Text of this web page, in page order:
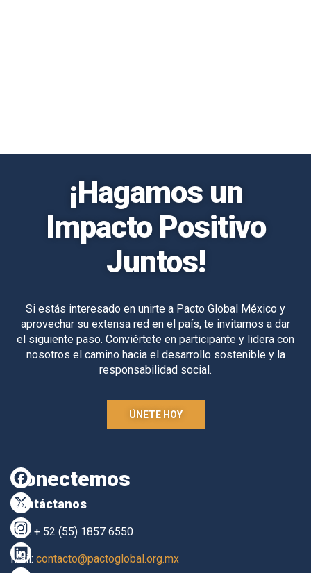
¡Hagamos un
Impacto Positivo
Juntos!
Si estás interesado en unirte a Pacto Global México y
aprovechar su extensa red en el país, te invitamos a dar
el siguiente paso. Conviértete en participante y lidera con
nosotros el camino hacia el desarrollo sostenible y la
responsabilidad social.
ÚNETE HOY
Conectemos
Contáctanos
TEL. + 52 (55) 1857 6550
Mail: contacto@pactoglobal.org.mx